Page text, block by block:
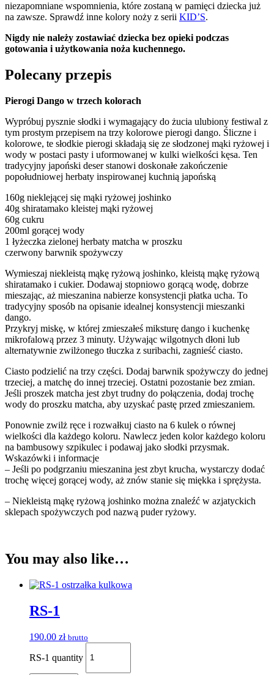
niezapomniane wspomnienia, które zostaną w pamięci dziecka już
na zawsze. Sprawdź inne kolory noży z serii KID’S.
Nigdy nie należy zostawiać dziecka bez opieki podczas
gotowania i użytkowania noża kuchennego.
Polecany przepis
Pierogi Dango w trzech kolorach
Wypróbuj pysznie słodki i wymagający do żucia ulubiony festiwal z
tym prostym przepisem na trzy kolorowe pierogi dango. Śliczne i
kolorowe, te słodkie pierogi składają się ze słodzonej mąki ryżowej i
wody w postaci pasty i uformowanej w kulki wielkości kęsa. Ten
tradycyjny japoński deser stanowi doskonałe zakończenie
popołudniowej herbaty inspirowanej kuchnią japońską
160g nieklejącej się mąki ryżowej joshinko
40g shiratamako kleistej mąki ryżowej
60g cukru
200ml gorącej wody
1 łyżeczka zielonej herbaty matcha w proszku
czerwony barwnik spożywczy
Wymieszaj niekleistą mąkę ryżową joshinko, kleistą mąkę ryżową
shiratamako i cukier. Dodawaj stopniowo gorącą wodę, dobrze
mieszając, aż mieszanina nabierze konsystencji płatka ucha. To
tradycyjny sposób na opisanie idealnej konsystencji mieszanki
dango.
Przykryj miskę, w której zmieszałeś miksturę dango i kuchenkę
mikrofalową przez 3 minuty. Używając wilgotnych dłoni lub
alternatywnie zwilżonego tłuczka z suribachi, zagnieść ciasto.
Ciasto podzielić na trzy części. Dodaj barwnik spożywczy do jednej
trzeciej, a matchę do innej trzeciej. Ostatni pozostanie bez zmian.
Jeśli proszek matcha jest zbyt trudny do połączenia, dodaj trochę
wody do proszku matcha, aby uzyskać pastę przed zmieszaniem.
Ponownie zwilż ręce i rozwałkuj ciasto na 6 kulek o równej
wielkości dla każdego koloru. Nawlecz jeden kolor każdego koloru
na bambusowy szpikulec i podawaj jako słodki przysmak.
Wskazówki i informacje
– Jeśli po podgrzaniu mieszanina jest zbyt krucha, wystarczy dodać
trochę więcej gorącej wody, aż znów stanie się miękka i sprężysta.
– Niekleistą mąkę ryżową joshinko można znaleźć w azjatyckich
sklepach spożywczych pod nazwą puder ryżowy.
You may also like…
RS-1
190.00 zł brutto
RS-1 quantity